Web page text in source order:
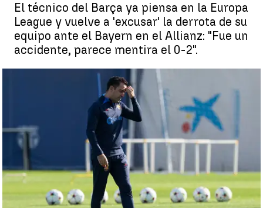
El técnico del Barça ya piensa en la Europa
League y vuelve a 'excusar' la derrota de su
equipo ante el Bayern en el Allianz: "Fue un
accidente, parece mentira el 0-2".